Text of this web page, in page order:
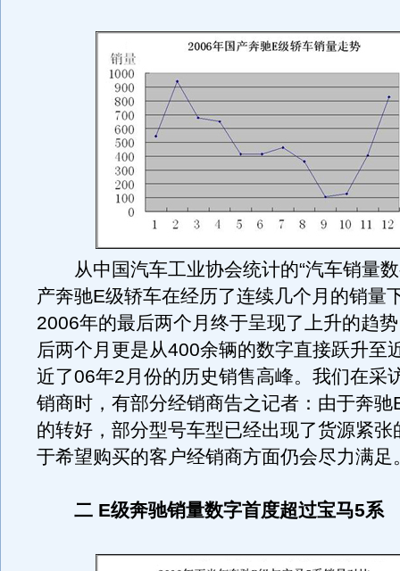
从中国汽车工业协会统计的“汽车销量数
产奔驰E级轿车在经历了连续几个月的销量
2006年的最后两个月终于呈现了上升的趋
后两个月更是从400余辆的数字直接跃升至
近了06年2月份的历史销售高峰。我们在采
销商时，有部分经销商告之记者：由于奔驰
的转好，部分型号车型已经出现了货源紧张
于希望购买的客户经销商方面仍会尽力满足
二 E级奔驰销量数字首度超过宝马5系